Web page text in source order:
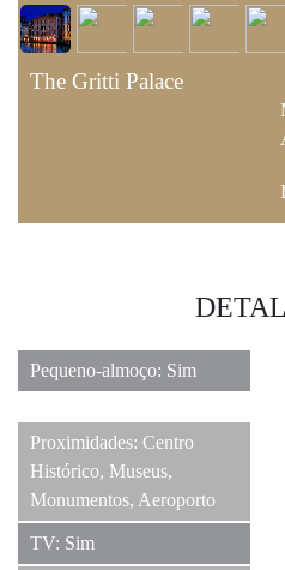
The Gritti Palace
Pequeno-almoço: Sim
Proximidades: Centro
Histórico, Museus,
Monumentos, Aeroporto
TV: Sim